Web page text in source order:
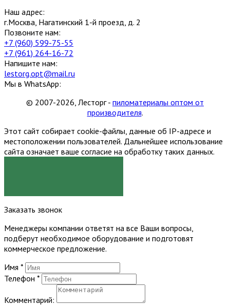
Наш адрес:
г.Москва, Нагатинский 1-й проезд, д. 2
Позвоните нам:
+7 (960) 599-75-55
+7 (961) 264-16-72
Напишите нам:
lestorg.opt@mail.ru
Мы в WhatsApp:
© 2007-2026, Лесторг - пиломатериалы оптом от
производителя.
Этот сайт собирает cookie-файлы, данные об IP-адресе и
местоположении пользователей. Дальнейшее использование
сайта означает ваше согласие на обработку таких данных.
Заказать звонок
Менеджеры компании ответят на все Ваши вопросы,
подберут необходимое оборудование и подготовят
коммерческое предложение.
Имя *
Телефон *
Комментарий: